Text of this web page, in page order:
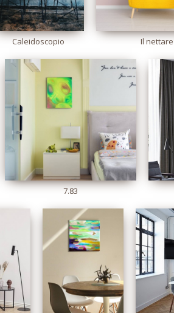
Caleidoscopio Il nettare
7.83